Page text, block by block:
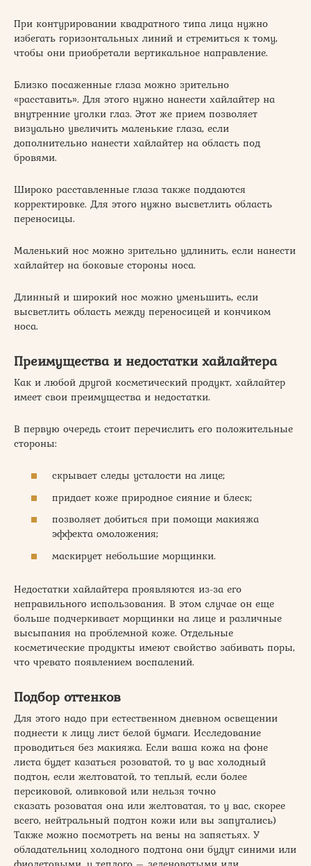
При контурировании квадратного типа лица нужно
избегать горизонтальных линий и стремиться к тому,
чтобы они приобретали вертикальное направление.
Близко посаженные глаза можно зрительно
«расставить». Для этого нужно нанести хайлайтер на
внутренние уголки глаз. Этот же прием позволяет
визуально увеличить маленькие глаза, если
дополнительно нанести хайлайтер на область под
бровями.
Широко расставленные глаза также поддаются
корректировке. Для этого нужно высветлить область
переносицы.
Маленький нос можно зрительно удлинить, если нанести
хайлайтер на боковые стороны носа.
Длинный и широкий нос можно уменьшить, если
высветлить область между переносицей и кончиком
носа.
Преимущества и недостатки хайлайтера
Как и любой другой косметический продукт, хайлайтер
имеет свои преимущества и недостатки.
В первую очередь стоит перечислить его положительные
стороны:
скрывает следы усталости на лице;
придает коже природное сияние и блеск;
позволяет добиться при помощи макияжа
эффекта омоложения;
маскирует небольшие морщинки.
Недостатки хайлайтера проявляются из-за его
неправильного использования. В этом случае он еще
больше подчеркивает морщинки на лице и различные
высыпания на проблемной коже. Отдельные
косметические продукты имеют свойство забивать поры,
что чревато появлением воспалений.
Подбор оттенков
Для этого надо при естественном дневном освещении
поднести к лицу лист белой бумаги. Исследование
проводиться без макияжа. Если ваша кожа на фоне
листа будет казаться розоватой, то у вас холодный
подтон, если желтоватой, то теплый, если более
персиковой, оливковой или нельзя точно
сказать розоватая она или желтоватая, то у вас, скорее
всего, нейтральный подтон кожи или вы запутались)
Также можно посмотреть на вены на запястьях. У
обладательниц холодного подтона они будут синими или